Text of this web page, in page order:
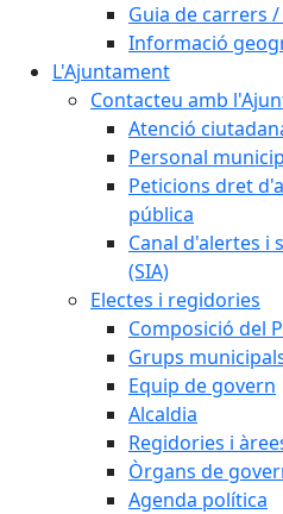
Guia de carrers
Informació
L'Ajuntament
Contacteu amb
Atenció
Personal
Peticions dret
pública
Canal d'alertes i
(SIA)
Electes i regidories
Composició del
Grups
Equip de govern
Alcaldia
Regidories i
Òrgans de
Agenda política